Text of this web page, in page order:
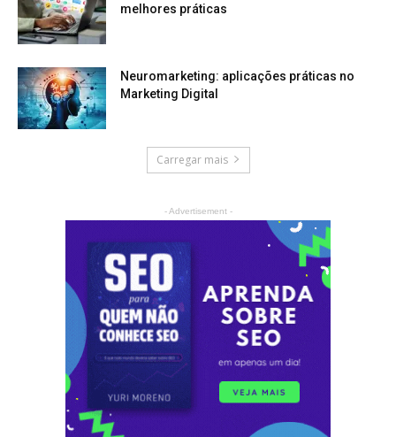
melhores práticas
Neuromarketing: aplicações práticas no
Marketing Digital
Carregar mais
- Advertisement -